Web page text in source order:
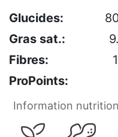
Glucides:
Gras sat.:
Fibres:
ProPoints:
Information